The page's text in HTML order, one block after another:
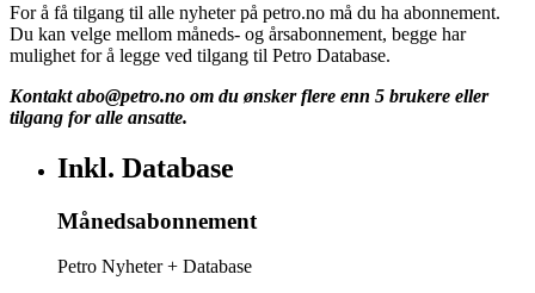
For å få tilgang til alle nyheter på petro.no må du ha abonnement.
Du kan velge mellom måneds- og årsabonnement, begge har
mulighet for å legge ved tilgang til Petro Database.
Kontakt abo@petro.no om du ønsker flere enn 5 brukere eller
tilgang for alle ansatte.
Inkl. Database
Månedsabonnement
Petro Nyheter + Database